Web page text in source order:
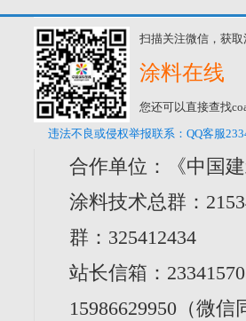
扫描关注微信，获
涂料在线
您还可以直接查找
违法不良或侵权举报联系：QQ客服
合作单位：《中国
涂料技术总群：
群：325412434
站长信箱：
15986629950（微信